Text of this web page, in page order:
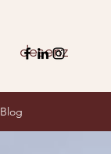
desenz
Blog